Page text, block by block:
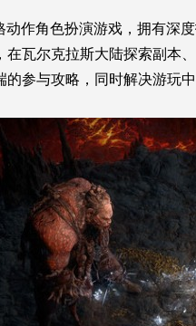
动作角色扮演游戏，拥有深
瓦尔克拉斯大陆探索副本
参与攻略，同时解决游玩